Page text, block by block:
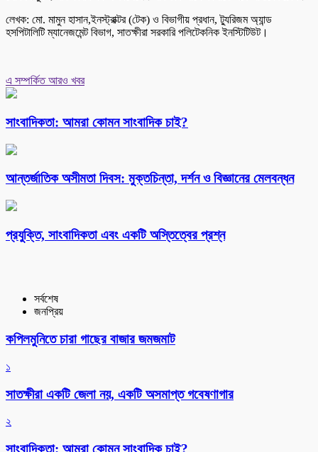
লেখক: মো. মামুন হাসান,ইনস্ট্রাক্টর (টেক) ও বিভাগীয় প্রধান, ট্যুরিজম অ্যান্ড
হসপিটালিটি ম্যানেজমেন্ট বিভাগ, সাতক্ষীরা সরকারি পলিটেকনিক ইনস্টিটিউট।
এ সম্পর্কিত আরও খবর
সাংবাদিকতা: আমরা কোমন সাংবাদিক চাই?
আন্তর্জাতিক অসীমতা দিবস: মুক্তচিন্তা, দর্শন ও বিজ্ঞানের মেলবন্ধন
প্রযুক্তি, সাংবাদিকতা এবং একটি অস্তিত্বের প্রশ্ন
সর্বশেষ
জনপ্রিয়
কপিলমুনিতে চারা গাছের বাজার জমজমাট
১
সাতক্ষীরা একটি জেলা নয়, একটি অসমাপ্ত গবেষণাগার
২
সাংবাদিকতা: আমরা কোমন সাংবাদিক চাই?